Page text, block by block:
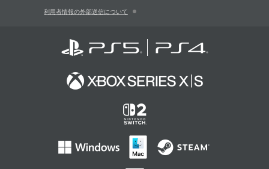
利用者情報の外部送信について